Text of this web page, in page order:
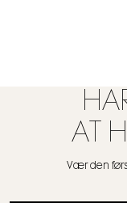
AT
Vær den